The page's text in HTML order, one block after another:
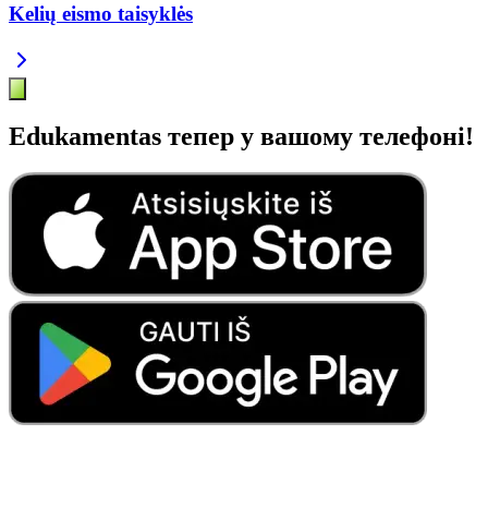
Kelių eismo taisyklės
Edukamentas тепер у вашому телефоні!